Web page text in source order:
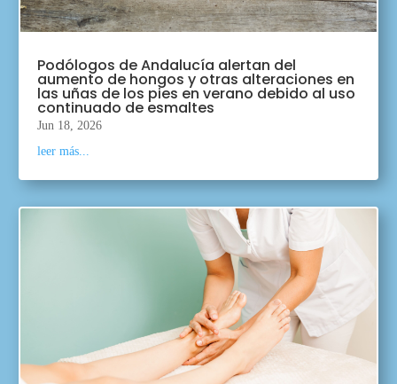
Podólogos de Andalucía alertan del
aumento de hongos y otras alteraciones en
las uñas de los pies en verano debido al uso
continuado de esmaltes
Jun 18, 2026
leer más...